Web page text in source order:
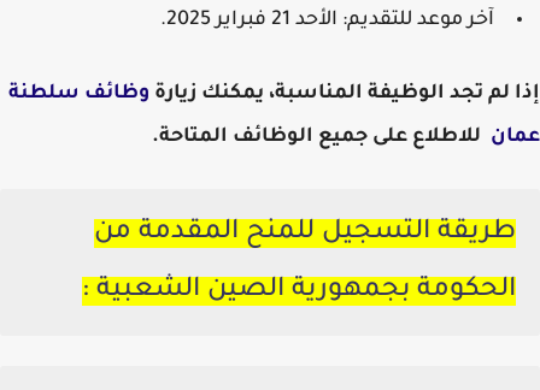
آخر موعد للتقديم: الأحد 21 فبراير 2025 .
إذا لم تجد الوظيفة المناسبة، يمكنك زيارة وظائف سلطنة
عمان للاطلاع على جميع الوظائف المتاحة.
طريقة التسجيل للمنح المقدمة من
الحكومة بجمهورية الصين الشعبية :